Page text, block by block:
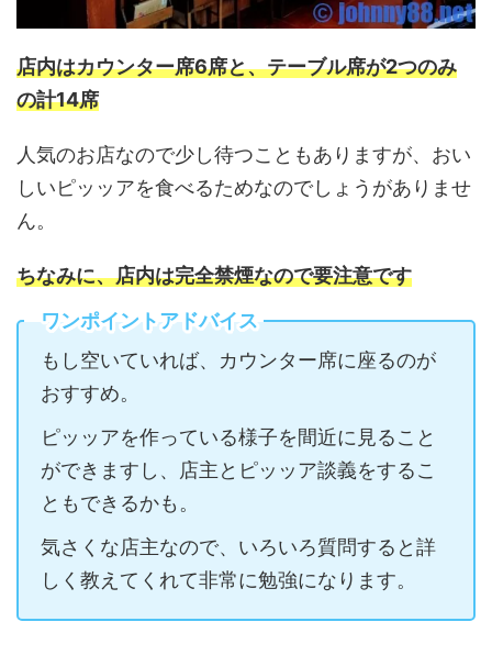
店内はカウンター席6席と、テーブル席が2つのみ
の計14席
人気のお店なので少し待つこともありますが、おい
しいピッッアを食べるためなのでしょうがありませ
ん。
ちなみに、店内は完全禁煙なので要注意です
ワンポイントアドバイス
もし空いていれば、カウンター席に座るのが
おすすめ。
ピッッアを作っている様子を間近に見ること
ができますし、店主とピッッア談義をするこ
ともできるかも。
気さくな店主なので、いろいろ質問すると詳
しく教えてくれて非常に勉強になります。